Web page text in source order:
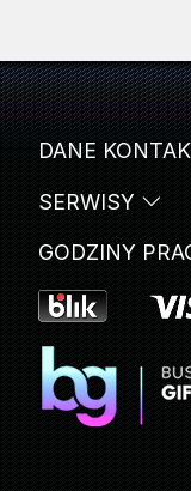
SERWISY
DANE
GODZINY